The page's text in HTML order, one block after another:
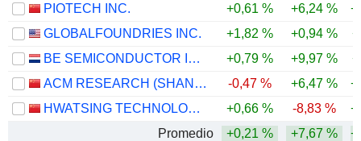
PIOTECH INC.
+0,61 % +6,24 %
GLOBALFOUNDRIES INC.
+1,82 % +0,94 %
BE SEMICONDUCTOR INDUSTRIES N.V.
+0,79 % +9,97 %
ACM RESEARCH (SHANGHAI), INC.
-0,47 % +6,47 %
HWATSING TECHNOLOGY CO., LTD.
+0,66 % -8,83 %
Promedio
+0,21 % +7,67 %